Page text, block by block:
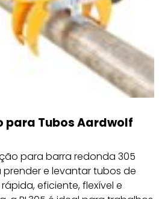
para Tubos Aardwolf
para barra redonda 305
prender e levantar tubos de
eficiente, flexível e